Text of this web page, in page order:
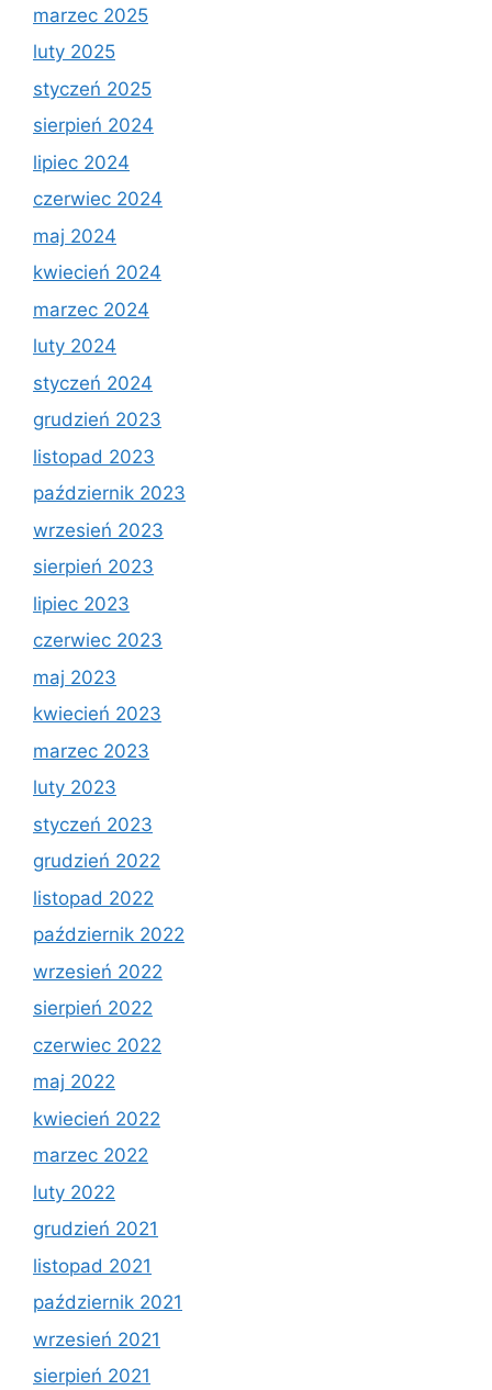
marzec 2025
luty 2025
styczeń 2025
sierpień 2024
lipiec 2024
czerwiec 2024
maj 2024
kwiecień 2024
marzec 2024
luty 2024
styczeń 2024
grudzień 2023
listopad 2023
październik 2023
wrzesień 2023
sierpień 2023
lipiec 2023
czerwiec 2023
maj 2023
kwiecień 2023
marzec 2023
luty 2023
styczeń 2023
grudzień 2022
listopad 2022
październik 2022
wrzesień 2022
sierpień 2022
czerwiec 2022
maj 2022
kwiecień 2022
marzec 2022
luty 2022
grudzień 2021
listopad 2021
październik 2021
wrzesień 2021
sierpień 2021